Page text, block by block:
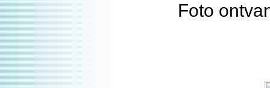
Foto